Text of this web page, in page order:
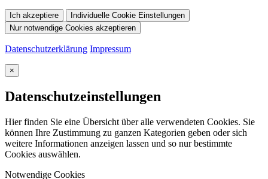
Ich akzeptiere
Individuelle Cookie Einstellungen
Nur notwendige Cookies akzeptieren
Datenschutzerklärung Impressum
×
Datenschutzeinstellungen
Hier finden Sie eine Übersicht über alle verwendeten Cookies. Sie
können Ihre Zustimmung zu ganzen Kategorien geben oder sich
weitere Informationen anzeigen lassen und so nur bestimmte
Cookies auswählen.
Notwendige Cookies